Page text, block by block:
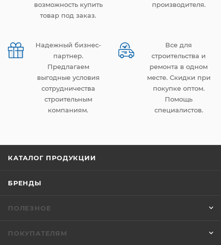
возможность купить
товар под заказ.
производителя.
Надежный бизнес-
партнер.
Предлагаем
выгодные условия
сотрудничества
строительным
компаниям.
Все для
строительства и
ремонта в одном
месте. Скидки при
покупке оптом.
Помощь
специалистов.
КАТАЛОГ ПРОДУКЦИИ
БРЕНДЫ
ПОЛЕЗНОЕ
ПОКУПАТЕЛЯМ